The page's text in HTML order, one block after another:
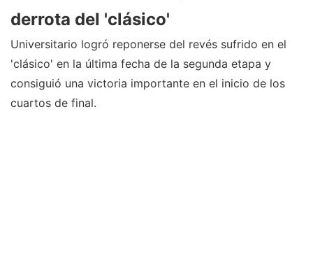
derrota del 'clásico'
Universitario logró reponerse del revés sufrido en el
'clásico' en la última fecha de la segunda etapa y
consiguió una victoria importante en el inicio de los
cuartos de final.